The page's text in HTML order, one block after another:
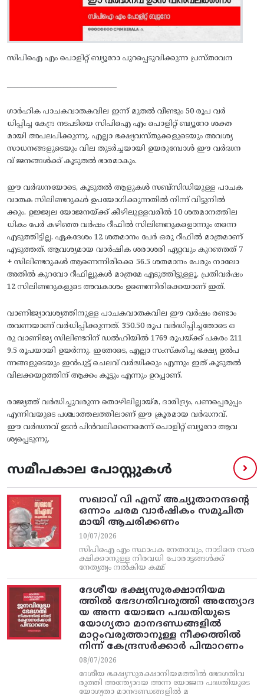
സിപിഐ എം പൊളിറ്റ് ബ്യൂറോ പുറപ്പെടുവിക്കുന്ന പ്രസ്താവന
_______________________________
ഗാർഹിക പാചകവാതകവില ഇന്ന് മുതൽ വീണ്ടും 50 രൂപ വർ
ധിപ്പിച്ച കേന്ദ്ര നടപടിയെ സിപിഐ എം പൊളിറ്റ് ബ്യൂറോ ശക്ത
മായി അപലപിക്കുന്നു. എല്ലാ ഭക്ഷ്യവസ്തുക്കളുടെയും അവശ്യ
സാധനങ്ങളുടെയും വില തുടർച്ചയായി ഉയരുമ്പോൾ ഈ വർദ്ധന
വ് ജനങ്ങൾക്ക് കൂടുതൽ ഭാരമാകും.
ഈ വർദ്ധനയോടെ, കൂടുതൽ ആളുകൾ സബ്‌സിഡിയുള്ള പാചക
വാതക സിലിണ്ടറുകൾ ഉപയോഗിക്കുന്നതിൽ നിന്ന് വിട്ടുനിൽ
ക്കും. ഉജ്ജ്വല യോജനയ്ക്ക് കീഴിലുള്ളവരിൽ 10 ശതമാനത്തില
ധികം പേർ കഴിഞ്ഞ വർഷം റീഫിൽ സിലിണ്ടറുകളൊന്നും തന്നെ
എടുത്തിട്ടില്ല. ഏകദേശം 12 ശതമാനം പേർ ഒരു റീഫിൽ മാത്രമാണ്
എടുത്തത്. ആവശ്യമായ വാർഷിക ശരാശരി ഏറ്റവും കുറഞ്ഞത് 7
+ സിലിണ്ടറുകൾ ആണെന്നിരിക്കെ 56.5 ശതമാനം പേരും നാലോ
അതിൽ കുറവോ റീഫില്ലുകൾ മാത്രമേ എടുത്തിട്ടുള്ളൂ. പ്രതിവർഷം
12 സിലിണ്ടറുകളുടെ അവകാശം ഉണ്ടെന്നിരിക്കെയാണ് ഇത്.
വാണിജ്യാവശ്യത്തിനുള്ള പാചകവാതകവില ഈ വർഷം രണ്ടാം
തവണയാണ് വർധിപ്പിക്കുന്നത്. 350.50 രൂപ വർദ്ധിപ്പിച്ചതോടെ ഒ
രു വാണിജ്യ സിലിണ്ടറിന് ഡൽഹിയിൽ 1769 രൂപയ്ക്ക് പകരം 211
9.5 രൂപയായി ഉയർന്നു. ഇതോടെ, എല്ലാ സംസ്കരിച്ച ഭക്ഷ്യ ഉൽപ
ന്നങ്ങളുടെയും ഇൻപുട്ട് ചെലവ് വർദ്ധിക്കും എന്നും ഇത് കൂടുതൽ
വിലക്കയറ്റത്തിന് ആക്കം കൂട്ടും എന്നും ഉറപ്പാണ്.
രാജ്യത്ത് വർദ്ധിച്ചുവരുന്ന തൊഴിലില്ലായ്മ, ദാരിദ്ര്യം, പണപ്പെരുപ്പം
എന്നിവയുടെ പശ്ചാത്തലത്തിലാണ് ഈ ക്രൂരമായ വർദ്ധനവ്.
ഈ വർദ്ധനവ് ഉടൻ പിൻവലിക്കണമെന്ന് പൊളിറ്റ് ബ്യൂറോ ആവ
ശ്യപ്പെടുന്നു.
സമീപകാല പോസ്റ്റുകൾ
സഖാവ് വി എസ്‌ അച്യുതാനന്ദന്റെ
ഒന്നാം ചരമ വാര്‍ഷികം സമുചിത
മായി ആചരിക്കണം
10/07/2026
സിപിഐ എം സ്ഥാപക നേതാവും, നാടിനെ സംര
ക്ഷിക്കാനുള്ള നിരവധി പോരാട്ടങ്ങള്‍ക്ക്‌
നേതൃത്വം നല്‍കിയ കമ്മ്
ദേശീയ ഭക്ഷ്യസുരക്ഷാനിയമ
ത്തിൽ ഭേദഗതിവരുത്തി അന്ത്യോദ
യ അന്ന യോജന പദ്ധതിയുടെ
യോഗ്യതാ മാനദണ്ഡങ്ങളിൽ
മാറ്റംവരുത്താനുള്ള നീക്കത്തിൽ
നിന്ന്‌ കേന്ദ്രസർക്കാർ പിന്മാറണം
08/07/2026
ദേശീയ ഭക്ഷ്യസുരക്ഷാനിയമത്തിൽ ഭേദഗതിവ
രുത്തി അന്ത്യോദയ അന്ന യോജന പദ്ധതിയുടെ
യോഗ്യതാ മാനദണ്ഡങ്ങളിൽ മ